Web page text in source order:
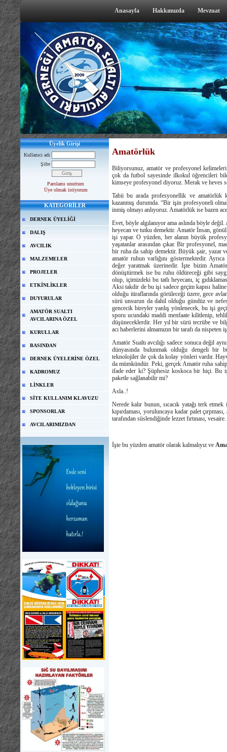
Anasayfa Hakkımızda Mevzuat
Üyelik Girişi
Kullanıcı adı
Şifre
Parolamı unuttum
Üye olmak istiyorum
KATEGORİLER
DERNEK ÜYELİĞİ
DALIŞ
AVCILIK
MALZEMELER
PROJELER
ETKİNLİKLER
DUYURULAR
AMATÖR SUALTI
AVCILARINA ÖZEL
KURULLAR
BASINDAN
DERNEK ÜYELERİNE ÖZEL
KADROMUZ
LİNKLER
SİTE KULLANIM KLAVUZU
SPONSORLAR
AVCILARIMIZDAN
Amatörlük
Biliyorsunuz, amatör ve profesyonel kelimeleri
çok da futbol sayesinde ilkokul öğrencileri
kimseye profesyonel diyoruz. Merak ve heves
Tabii bu arada profesyonellik ve amatörlük
kazanmış durumda. “Bir işin profesyoneli
inmiş olmayı anlıyoruz. Amatörlük ise bazen
Evet, böyle algılanıyor ama aslında böyle
heyecan ve tutku demektir. Amatör İnsan,
işi yapar. O yüzden, her alanın büyük
yaşatanlar arasından çıkar. Bir profesyonel,
bir ruha da sahip demektir. Büyük şair, yazar
amatör ruhun varlığını göstermektedir.
değer yaratmak üzerinedir. İşte bizim
dönüştürmek ise bu ruhu öldüreceği gibi
olup, içimizdeki bu tatlı heyecanı, iç
Aksi takdir de bu işi sadece geçim kapısı
olduğu itiraflarında görüleceği üzere, gece
sürü unsurun da dahil olduğu gündüz ve
gencecik bireyler yanlış yönlenecek, bu işi
sporu ucundaki maddi menfaate kilitlenip,
düşüneceklerdir. Her yıl bir sürü tecrübe ve
acı haberlerini almamızın bir tarafı da nispeten
Amatör Sualtı avcılığı sadece sonuca değil
dünyasında bulunmak olduğu dengeli bir
teknolojiler ile çok da kolay yönleri vardır.
da mümkündür. Peki, gerçek Amatör ruha
ifade eder ki? Şüphesiz koskoca bir hiçi. Bu
paketle sağlanabilir mi?
Asla..!
Nerede kalır bunun, sıcacık yatağı terk
kıpırdaması, yoruluncaya kadar palet
tarafından süslendiğinde lezzet fırtınası, vesaire.
İşte bu yüzden amatör olarak kalmalıyız ve